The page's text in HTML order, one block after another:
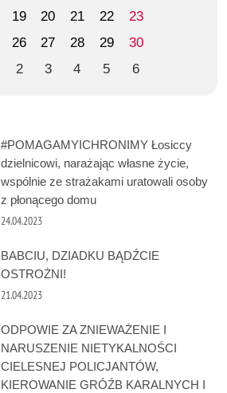
19 20 21 22
23
26 27 28 29
30
2 3 4 5 6
#POMAGAMYICHRONIMY Łosiccy
dzielnicowi, narażając własne życie,
wspólnie ze strażakami uratowali osoby
z płonącego domu
24.04.2023
BABCIU, DZIADKU BĄDŹCIE
OSTROŻNI!
21.04.2023
ODPOWIE ZA ZNIEWAŻENIE I
NARUSZENIE NIETYKALNOŚCI
CIELESNEJ POLICJANTÓW,
KIEROWANIE GRÓŹB KARALNYCH I